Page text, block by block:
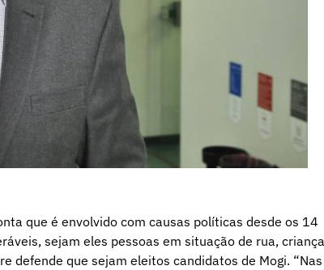
que é envolvido com causas políticas desde os 14
sejam eles pessoas em situação de rua,
defende que sejam eleitos candidatos de Mogi. “Nas